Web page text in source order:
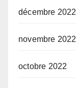
décembre 2022
novembre 2022
octobre 2022